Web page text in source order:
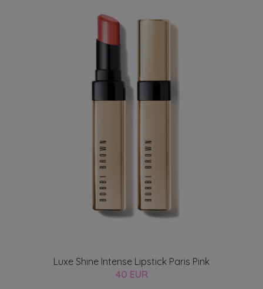
Luxe Shine Intense Lipstick Paris Pink
40 EUR